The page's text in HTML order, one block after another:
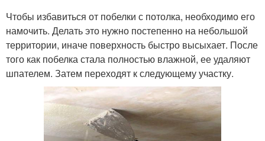
Чтобы избавиться от побелки с потолка, необходимо его
намочить. Делать это нужно постепенно на небольшой
территории, иначе поверхность быстро высыхает. После
того как побелка стала полностью влажной, ее удаляют
шпателем. Затем переходят к следующему участку.